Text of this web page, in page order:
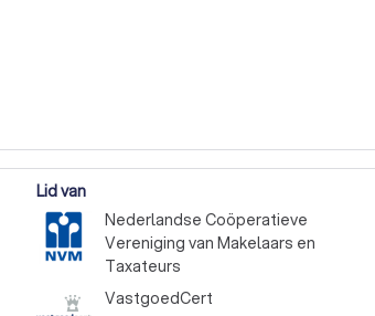
Lid van
Nederlandse Coöperatieve
Vereniging van Makelaars en
Taxateurs
VastgoedCert